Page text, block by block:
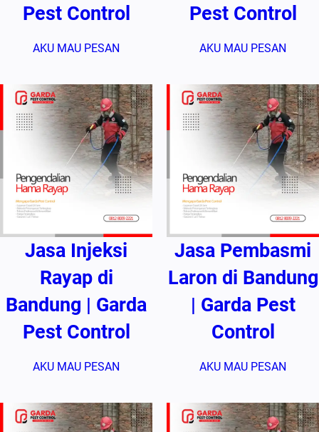
Pest Control
AKU MAU PESAN
Pest Control
AKU MAU PESAN
Jasa Injeksi
Rayap di
Bandung | Garda
Pest Control
AKU MAU PESAN
Jasa Pembasmi
Laron di Bandung
| Garda Pest
Control
AKU MAU PESAN